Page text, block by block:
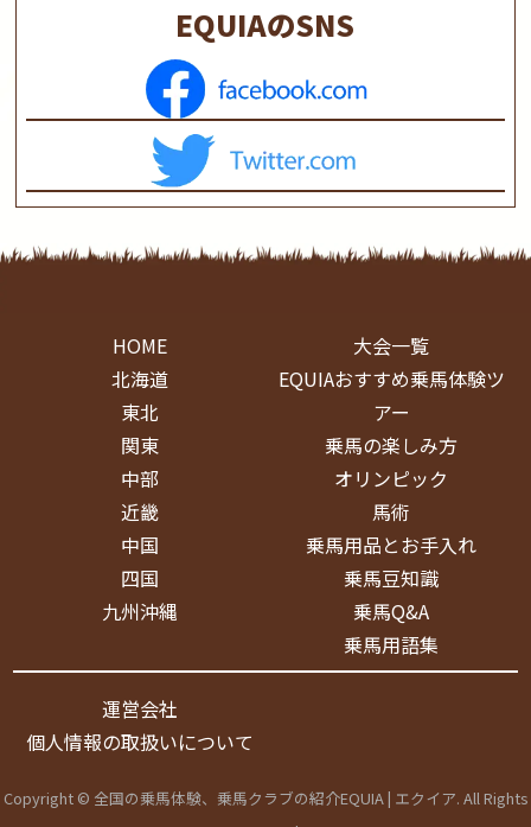
EQUIAのSNS
HOME
北海道
東北
関東
中部
近畿
中国
四国
九州沖縄
大会一覧
EQUIAおすすめ乗馬体験ツ
アー
乗馬の楽しみ方
オリンピック
馬術
乗馬用品とお手入れ
乗馬豆知識
乗馬Q&A
乗馬用語集
運営会社
個人情報の取扱いについて
Copyright © 全国の乗馬体験、乗馬クラブの紹介EQUIA | エクイア. All Rights